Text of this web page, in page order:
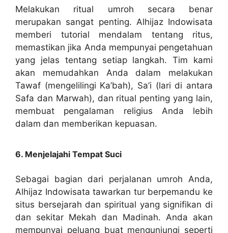
Melakukan ritual umroh secara benar
merupakan sangat penting. Alhijaz Indowisata
memberi tutorial mendalam tentang ritus,
memastikan jika Anda mempunyai pengetahuan
yang jelas tentang setiap langkah. Tim kami
akan memudahkan Anda dalam melakukan
Tawaf (mengelilingi Ka’bah), Sa’i (lari di antara
Safa dan Marwah), dan ritual penting yang lain,
membuat pengalaman religius Anda lebih
dalam dan memberikan kepuasan.
6. Menjelajahi Tempat Suci
Sebagai bagian dari perjalanan umroh Anda,
Alhijaz Indowisata tawarkan tur berpemandu ke
situs bersejarah dan spiritual yang signifikan di
dan sekitar Mekah dan Madinah. Anda akan
mempunyai peluang buat mengunjungi seperti